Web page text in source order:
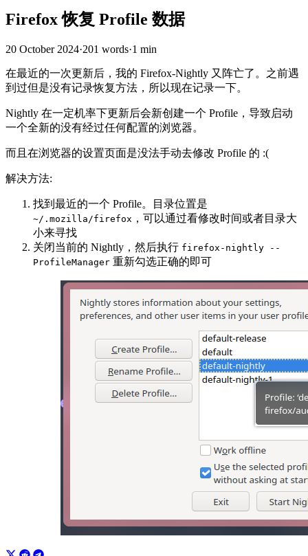
Firefox 恢复 Profile 数据
20 October 2024·201 words·1 min
在最近的一次更新后，我的 Firefox-Nightly 又阵亡了。之前遇
到过但是没有记录恢复方法，所以现在记录一下。
Nightly 在一定机率下更新后会新创建一个 Profile，导致启动
一个全新的没有经过任何配置的浏览器。
而且在浏览器的设置页面是没法手动去修改 Profile 的 :(
解决方法:
找到最近的一个 Profile。目录位置是
~/.mozilla/firefox ，可以通过看修改时间或者目录大
小来寻找
关闭当前的 Nightly，然后执行 firefox-nightly --
ProfileManager 重新勾选正确的即可